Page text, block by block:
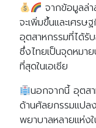
จากข้อมูลล่
จะเพิ่มขึ้นและเศรษ
อุตสาหกรรมที่ได้รั
ซึ่งไทยเป็นจุดหมา
ที่สุดในเอเชีย
นอกจากนี้ อุตส
ด้านศัลยกรรมแปล
พยาบาลหลายแห่ง